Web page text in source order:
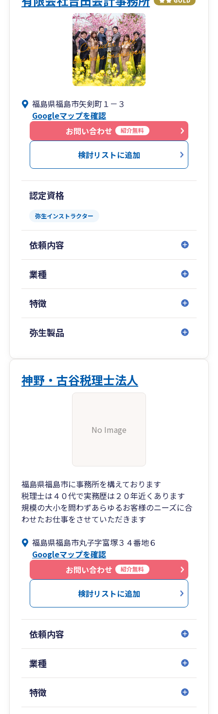
福島県福島市矢剣町１－３
Googleマップを確認
お問い合わせ
紹介無料
検討リストに追加
認定資格
弥生インストラクター
依頼内容
業種
特徴
弥生製品
神野・古谷税理士法人
No Image
福島県福島市に事務所を構えております
税理士は４０代で実務歴は２０年近くあります
規模の大小を問わずあらゆるお客様のニーズに合
わせたお仕事をさせていただきます
福島県福島市丸子字富塚３４番地６
Googleマップを確認
お問い合わせ
紹介無料
検討リストに追加
依頼内容
業種
特徴